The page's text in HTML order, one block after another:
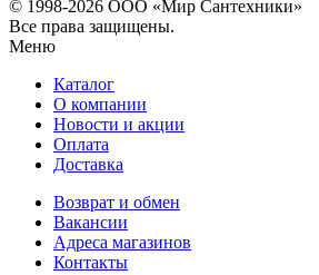
© 1998-2026 ООО «Мир Сантехники»
Все права защищены.
Меню
Каталог
О компании
Новости и акции
Оплата
Доставка
Возврат и обмен
Вакансии
Адреса магазинов
Контакты